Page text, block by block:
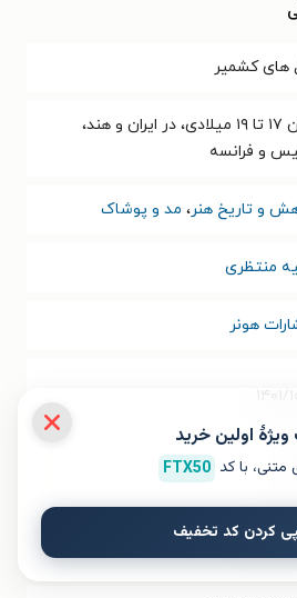
های کشمیر
قرون ۱۷ تا ۱۹ میلادی، در ایران و هند،
و فرانسه
و تاریخ هنر، مد و پوشاک
منتظری
هونر
۱۰/۱۲
مگابایت
با کد FTX50
کردن کد تخفیف